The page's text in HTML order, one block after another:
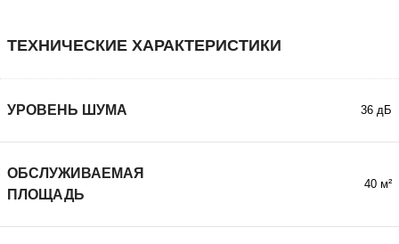
ТЕХНИЧЕСКИЕ ХАРАКТЕРИСТИКИ
УРОВЕНЬ ШУМА 36 дБ
ОБСЛУЖИВАЕМАЯ
ПЛОЩАДЬ
40 м²